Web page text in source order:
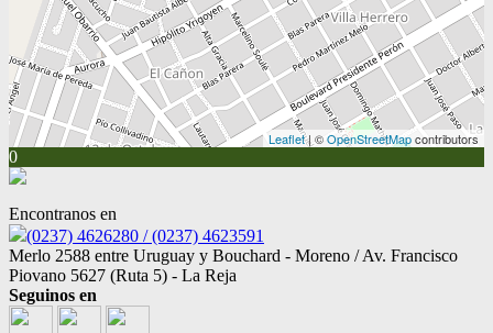
Leaflet| ©OpenStreetMapcontributors
0
Encontranos en
(0237) 4626280 / (0237) 4623591
Merlo 2588 entre Uruguay y Bouchard - Moreno / Av. Francisco
Piovano 5627 (Ruta 5) - La Reja
Seguinos en